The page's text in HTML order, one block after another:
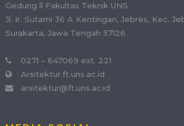
Gedung ll Fakultas Teknik UNS
Jl. Ir. Sutami 36 A Kentingan, Jebres, Kec.
Surakarta, Jawa Tengah 57126
0271 – 647069 ext. 221
Arsitektur.ft.uns.ac.id
arsitektur@ft.uns.ac.id